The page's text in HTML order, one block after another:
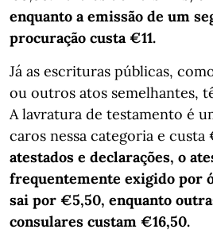
enquanto a emissão de um
procuração custa €11.
Já as escrituras públicas,
ou outros atos semelhantes,
A lavratura de testamento é
caros nessa categoria e custa
atestados e declarações, o
frequentemente exigido por
sai por €5,50, enquanto
consulares custam €16,50.